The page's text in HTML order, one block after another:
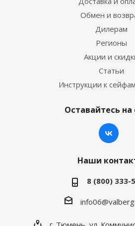
Обмен и
Дилерам
Регионы
Акции и
Статьи
Инструкции к
Оставайтесь на
Наши
8 (800) 333-